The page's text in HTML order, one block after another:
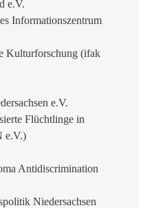
e.V.
Informationszentrum
Kulturforschung (ifak
e.V.
Flüchtlinge in
e.V.)
Antidiscrimination
Niedersachsen